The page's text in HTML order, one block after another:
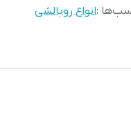
:انواع روبالشی